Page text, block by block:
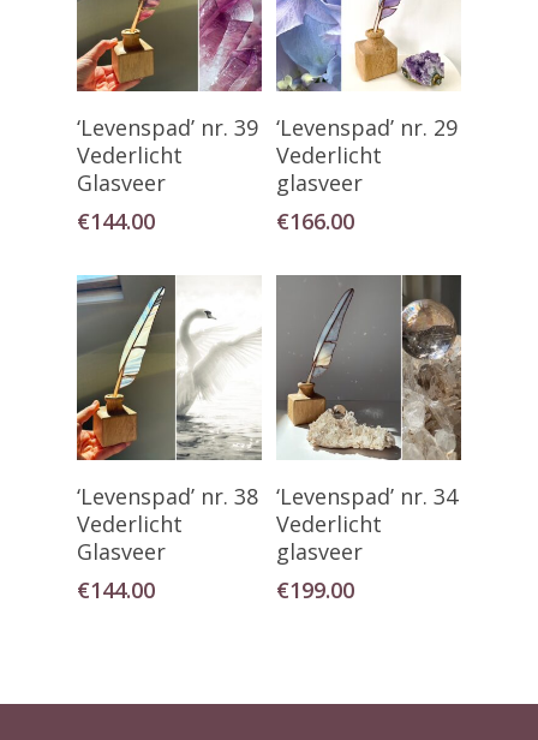
Toevoegen Aan
Winkelwagen
‘Levenspad’ nr. 39
Vederlicht
Glasveer
€144.00
Toevoegen Aan
Winkelwagen
‘Levenspad’ nr. 29
Vederlicht
glasveer
€166.00
Toevoegen Aan
Winkelwagen
‘Levenspad’ nr. 38
Vederlicht
Glasveer
€144.00
Toevoegen Aan
Winkelwagen
‘Levenspad’ nr. 34
Vederlicht
glasveer
€199.00